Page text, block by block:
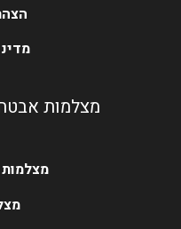
מצלמות